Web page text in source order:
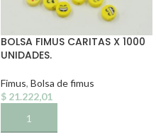
BOLSA FIMUS CARITAS X 1000
UNIDADES.
Fimus, Bolsa de fimus
$ 21.222,01
AÑADIR AL CARRITO